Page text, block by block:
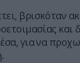
βρισκόταν
και
για να